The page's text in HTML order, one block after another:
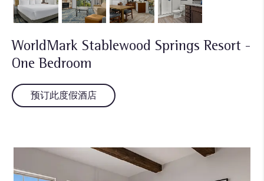
WorldMark Stablewood Springs Resort -
One Bedroom
预订此度假酒店